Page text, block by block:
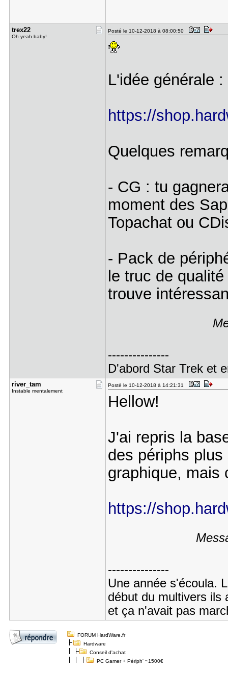
trex22
Oh yeah baby!
Posté le 10-12-2018 à 08:00:50
L'idée générale :
https://
Quelques
- CG : tu
moment des
Topachat ou
- Pack de
le truc de
trouve
---------------
D'abord Star Trek et
river_tam
Instable mentalement
Posté le 10-12-2018 à 14:21:31
Hellow!
J'ai repris la
des périphs
graphique,
https://
---------------
Une année s'écoula.
début du multivers ils
et ça n'avait pas
FORUM HardWare.fr
Hardware
Conseil d'achat
PC Gamer + Périph' ~1500€